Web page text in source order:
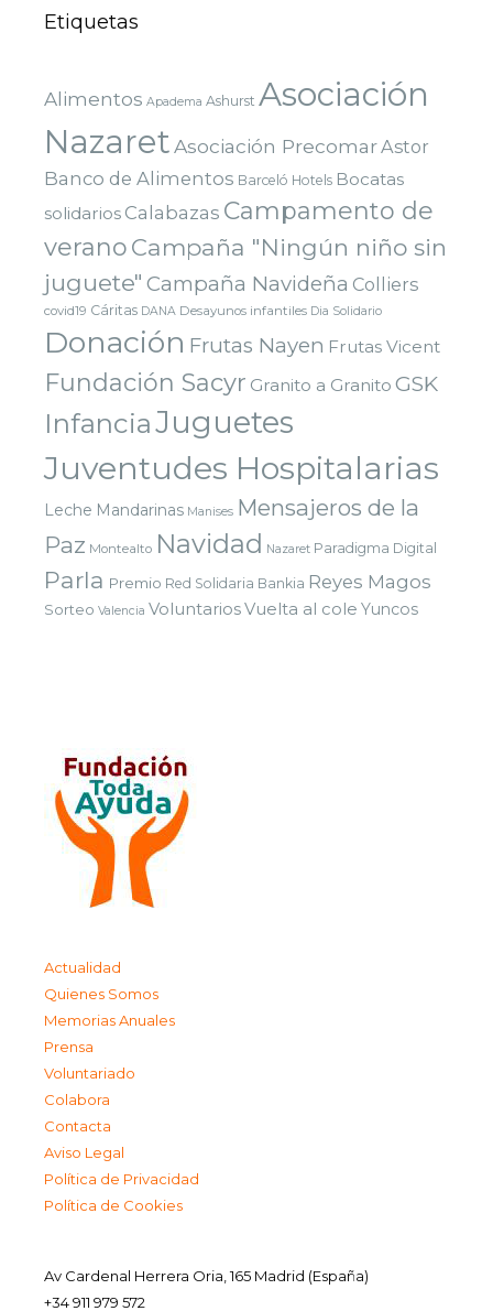
Etiquetas
Alimentos Apadema Ashurst Asociación
NazaretAsociación PrecomarAstor
Banco de Alimentos Barceló Hotels Bocatas
solidarios Calabazas Campamento de
verano Campaña "Ningún niño sin
juguete" Campaña Navideña Colliers
covid19 Cáritas DANA Desayunos infantiles Dia Solidario
Donación Frutas Nayen Frutas Vicent
Fundación Sacyr Granito a Granito GSK
InfanciaJuguetes
Juventudes Hospitalarias
Leche Mandarinas Manises Mensajeros de la
Paz Montealto Navidad Nazaret Paradigma Digital
Parla Premio Red Solidaria Bankia Reyes Magos
Sorteo Valencia VoluntariosVuelta al cole Yuncos
Actualidad
Quienes Somos
Memorias Anuales
Prensa
Voluntariado
Colabora
Contacta
Aviso Legal
Política de Privacidad
Política de Cookies
Av Cardenal Herrera Oria, 165 Madrid (España)
+34 911 979 572